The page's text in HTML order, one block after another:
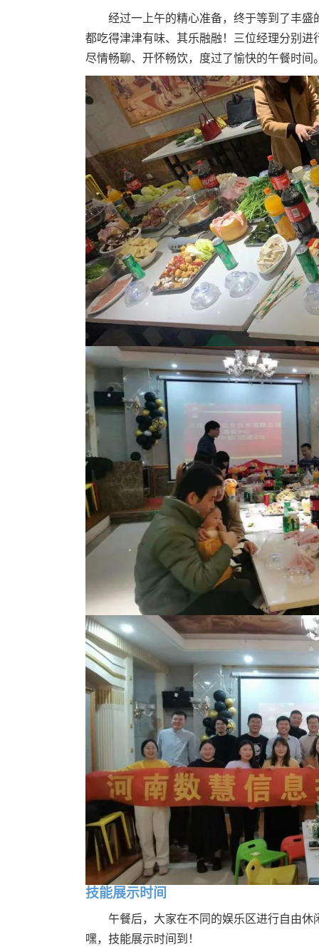
经过一上午的精心准备，终于等到了丰
都吃得津津有味、其乐融融！三位经理分别
尽情畅聊、开怀畅饮，度过了愉快的午餐时间
技能展示时间
午餐后，大家在不同的娱乐区进行自由
嘿，技能展示时间到！